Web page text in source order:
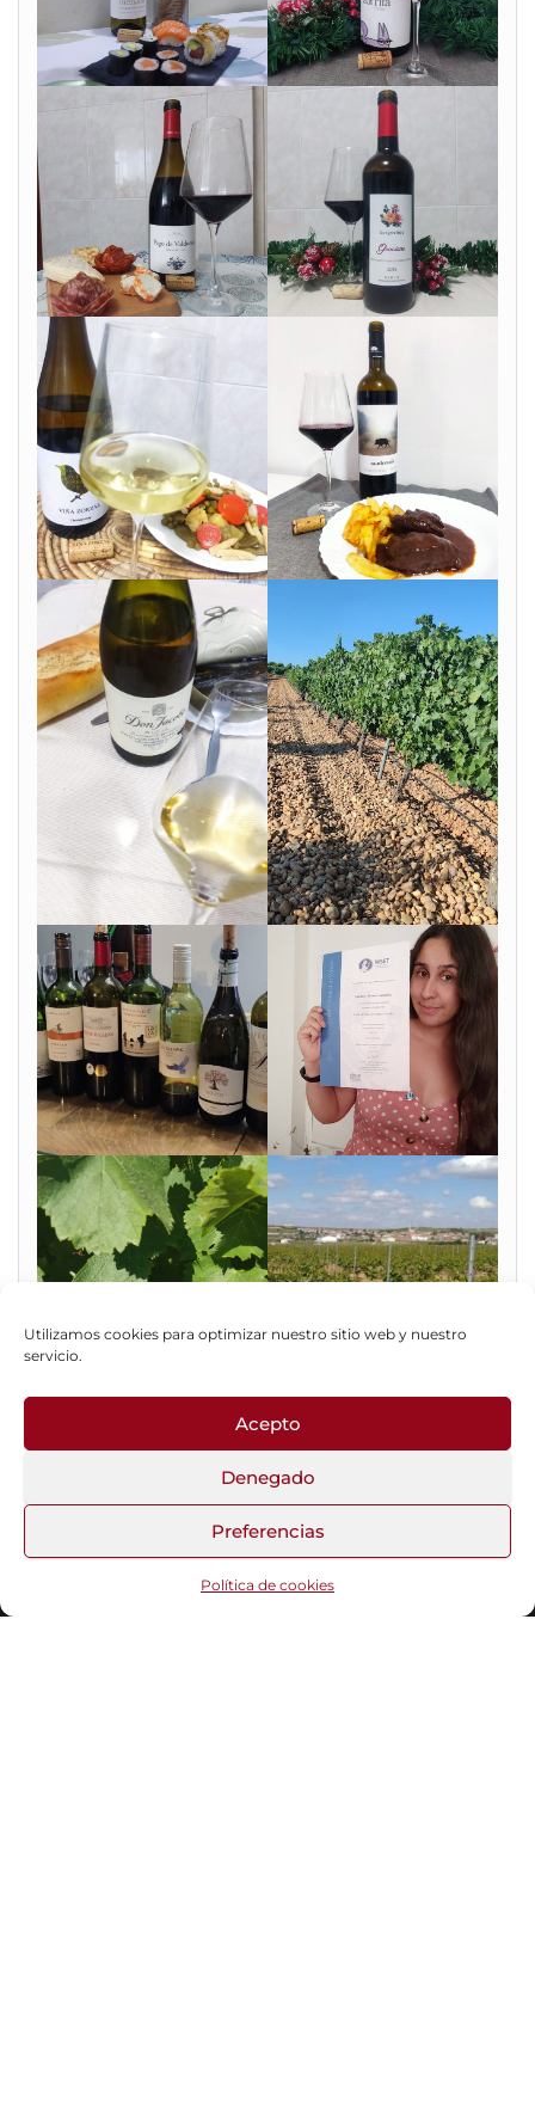
Utilizamos cookies para optimizar nuestro sitio web y nuestro
servicio.
Acepto
Denegado
Preferencias
Política de cookies
Fotos del Blog
Funciona gracias aWordPress |Tema:Head Blog